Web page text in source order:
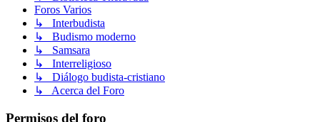
Foros Varios
↳ Interbudista
↳ Budismo moderno
↳ Samsara
↳ Interreligioso
↳ Diálogo budista-cristiano
↳ Acerca del Foro
Permisos del foro